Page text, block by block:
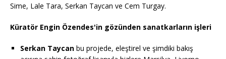
Sime, Lale Tara, Serkan Taycan ve Cem Turgay.
Küratör Engin Özendes'in gözünden sanatkarların işleri
Serkan Taycan bu projede, eleştirel ve şimdiki bakış